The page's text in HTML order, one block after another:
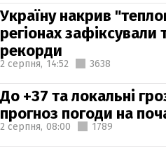
Україну накрив
регіонах зафіксували
рекорди
2 серпня, 14:52 3638
До +37 та локальні
прогноз погоди на
2 серпня, 08:00 1789